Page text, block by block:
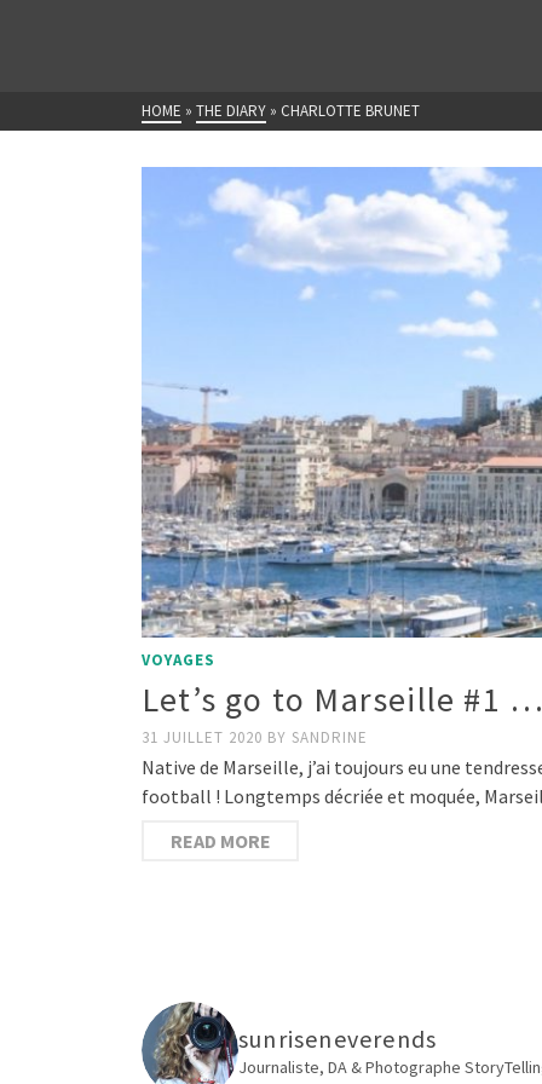
HOME » THE DIARY » CHARLOTTE BRUNET
VOYAGES
Let’s go to Marseille #1
31 JUILLET 2020 BY SANDRINE
Native de Marseille, j’ai toujours eu une
football ! Longtemps décriée et moquée,
READ MORE
sunriseneverends
Journaliste, DA & Photographe